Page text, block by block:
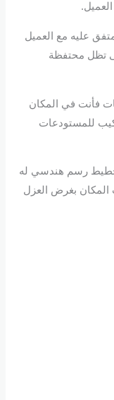
عليه مع العميل
تظل محتفظة
فأنت في المكان
للمستودعات
رسم هندسي له
المكان بغرض العزل